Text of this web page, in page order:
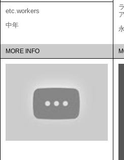
etc.workers
中年
MORE INFO